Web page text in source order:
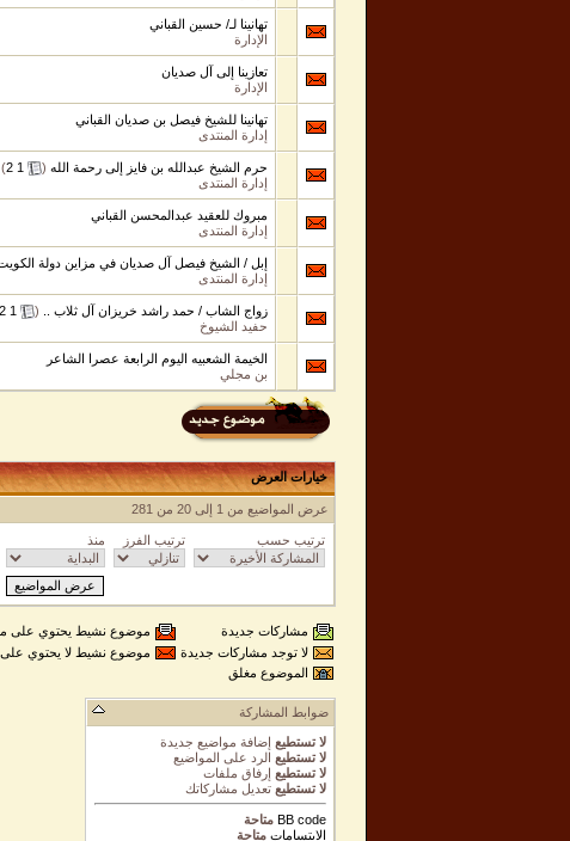
تهانينا لـ/ حسين القباني
الإدارة
تعازينا إلى آل صديان
الإدارة
تهانينا للشيخ فيصل بن صديان القباني
إدارة المنتدى
حرم الشيخ عبدالله بن فايز إلى رحمة الله (
1
2
)
إدارة المنتدى
مبروك للعقيد عبدالمحسن القباني
إدارة المنتدى
إبل / الشيخ فيصل آل صديان في مزاين دولة
إدارة المنتدى
زواج الشاب / حمد راشد خريزان آل ثلاب .. (
1
حفيد الشيوخ
الخيمة الشعبيه اليوم الرابعة عصرا الشاعر
بن مجلي
خيارات العرض
عرض المواضيع من 1 إلى 20 من 281
ترتيب حسب ترتيب الفرز منذ
مشاركات جديدة
موضوع نشيط يحتوي على
لا توجد مشاركات جديدة
موضوع نشيط لا يحتوي
الموضوع مغلق
ضوابط المشاركة
لا تستطيع إضافة مواضيع جديدة
لا تستطيع الرد على المواضيع
لا تستطيع إرفاق ملفات
لا تستطيع تعديل مشاركاتك
BB code متاحة
الابتسامات متاحة